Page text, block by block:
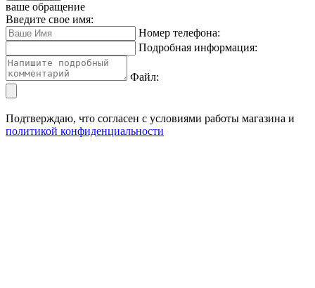
ваше обращение
Введите свое имя:
Номер телефона:
Подробная информация:
Файл:
Подтверждаю, что согласен с условиями работы магазина и
политикой конфиденциальности